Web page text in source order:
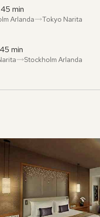
min
Arlanda Tokyo Narita
min
Stockholm Arlanda